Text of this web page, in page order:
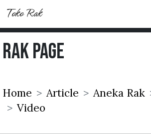
Toko Rak
Rak Page
Home Article Aneka Rak
Video